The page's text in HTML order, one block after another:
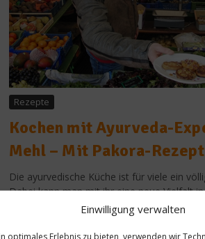
Einwilligung verwalten
optimales Erlebnis zu bieten, verwenden wir
Rezepte
Kochen mit Ayurveda-
Mehl – Mit Pakora-
Die ayurvedische Küche ist für viele ein
Dabei kann man mit ihr eine neue Vielfalt
bringen. Wir kochten gemeinsam mit
Ayurveda-Experten, und unterhielten uns
Philosophie die hinter dem Ganzen steht…....